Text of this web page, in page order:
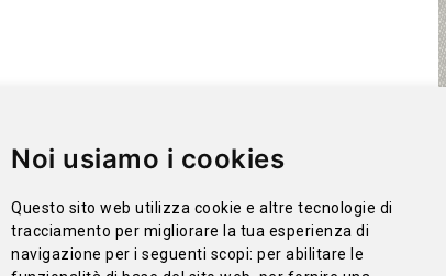
Noi usiamo i cookies
Questo sito web utilizza cookie e altre tecnologie di
tracciamento per migliorare la tua esperienza di
navigazione per i seguenti scopi:per abilitare le